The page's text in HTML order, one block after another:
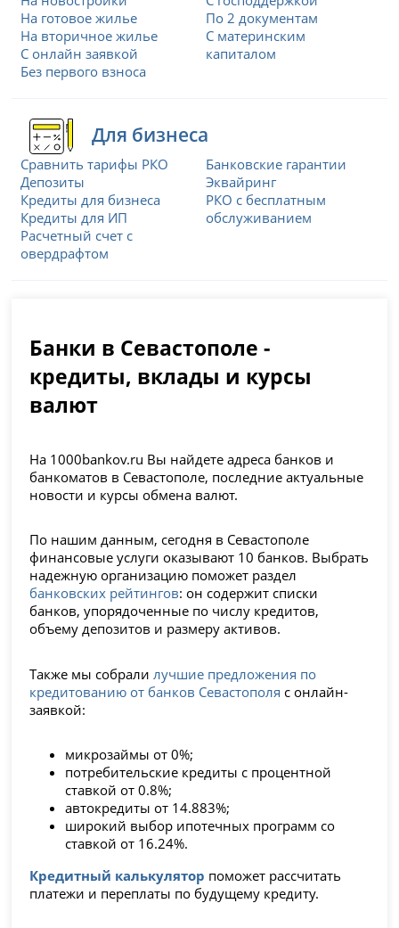
На готовое жилье
На вторичное жилье
С онлайн заявкой
Без первого взноса
По 2 документам
С материнским
капиталом
Для бизнеса
Сравнить тарифы РКО
Депозиты
Кредиты для бизнеса
Кредиты для ИП
Расчетный счет с
овердрафтом
Банковские гарантии
Эквайринг
РКО с бесплатным
обслуживанием
Банки в Севастополе -
кредиты, вклады и курсы
валют
На 1000bankov.ru Вы найдете адреса банков и
банкоматов в Севастополе, последние актуальные
новости и курсы обмена валют.
По нашим данным, сегодня в Севастополе
финансовые услуги оказывают 10 банков. Выбрать
надежную организацию поможет раздел
банковских рейтингов: он содержит списки
банков, упорядоченные по числу кредитов,
объему депозитов и размеру активов.
Также мы собрали лучшие предложения по
кредитованию от банков Севастополя с онлайн-
заявкой:
микрозаймы от 0%;
потребительские кредиты с процентной
ставкой от 0.8%;
автокредиты от 14.883%;
широкий выбор ипотечных программ со
ставкой от 16.24%.
Кредитный калькулятор поможет рассчитать
платежи и переплаты по будущему кредиту.